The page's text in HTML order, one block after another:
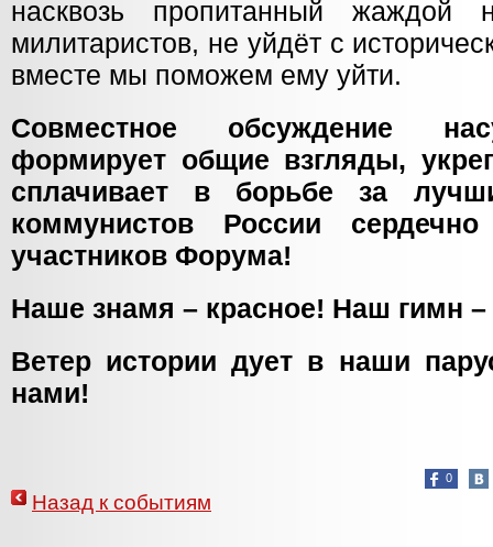
насквозь пропитанный жаждой
милитаристов, не уйдёт с
вместе мы поможем ему уйти.
Совместное обсуждение
формирует общие взгляды,
сплачивает в борьбе за
коммунистов России
участников Форума!
Наше знамя – красное! Наш гимн
Ветер истории дует в наши
нами!
0
Назад к событиям